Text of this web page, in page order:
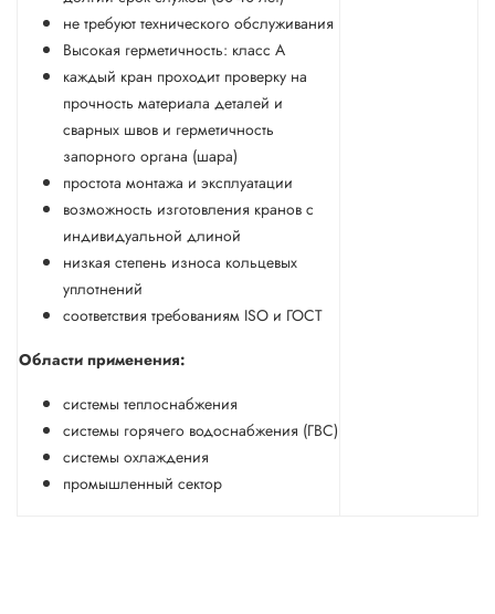
не требуют технического обслуживания
Высокая герметичность: класс А
каждый кран проходит проверку на
прочность материала деталей и
сварных швов и герметичность
запорного органа (шара)
простота монтажа и эксплуатации
возможность изготовления кранов с
индивидуальной длиной
низкая степень износа кольцевых
уплотнений
соответствия требованиям ISO и ГОСТ
Области применения:
системы теплоснабжения
системы горячего водоснабжения (ГВС)
системы охлаждения
промышленный сектор